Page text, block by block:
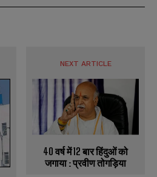
NEXT ARTICLE
40 वर्ष में 12 बार हिंदुओं को
जगाया : प्रवीण तोगड़िया